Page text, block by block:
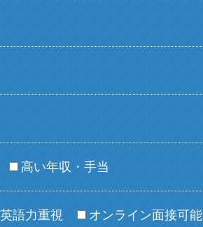
高い年収・手当
語力重視 オンライン面接可能